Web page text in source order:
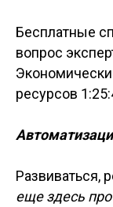
Бесплатные
вопрос
ресурсов
Развиваться,
еще здесь